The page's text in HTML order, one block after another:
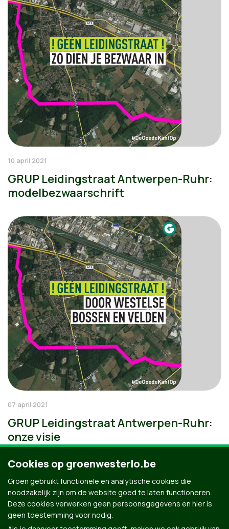
10 april 2021
GRUP Leidingstraat Antwerpen-Ruhr:
modelbezwaarschrift
07 april 2021
GRUP Leidingstraat Antwerpen-Ruhr:
onze visie
Cookies op groenwesterlo.be
Groen gebruikt functionele en analytische cookies die
noodzakelijk zijn om de website goed te laten functioneren.
Deze cookies verwerken geen persoonsgegevens en hier is
geen toestemming voor nodig.